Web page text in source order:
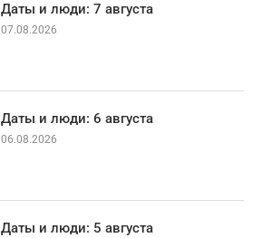
Даты и люди: 7 августа
07.08.2026
Даты и люди: 6 августа
06.08.2026
Даты и люди: 5 августа